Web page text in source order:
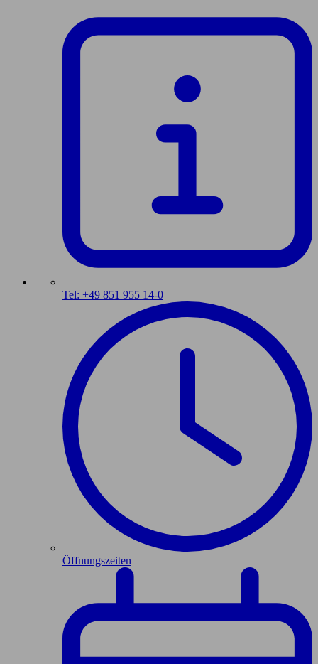
Tel: +49 851 955 14-0
Öffnungszeiten